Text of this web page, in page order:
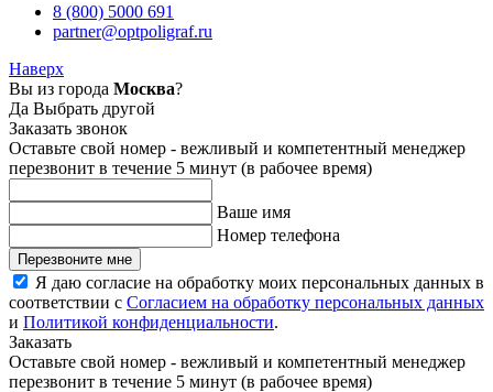
8 (800) 5000 691
partner@optpoligraf.ru
Наверх
Вы из города Москва?
Да Выбрать другой
Заказать звонок
Оставьте свой номер - вежливый и компетентный менеджер
перезвонит в течение 5 минут (в рабочее время)
Ваше имя
Номер телефона
Перезвоните мне
Я даю согласие на обработку моих персональных данных в
соответствии с Согласием на обработку персональных данных
и Политикой конфиденциальности.
Заказать
Оставьте свой номер - вежливый и компетентный менеджер
перезвонит в течение 5 минут (в рабочее время)